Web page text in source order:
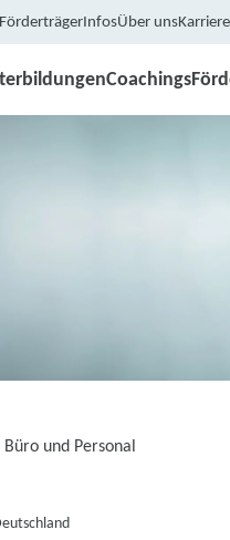
InfosÜber unsKarriere
Coachings
und Personal